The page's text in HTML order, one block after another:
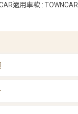
適用車款 : TOWNCAR